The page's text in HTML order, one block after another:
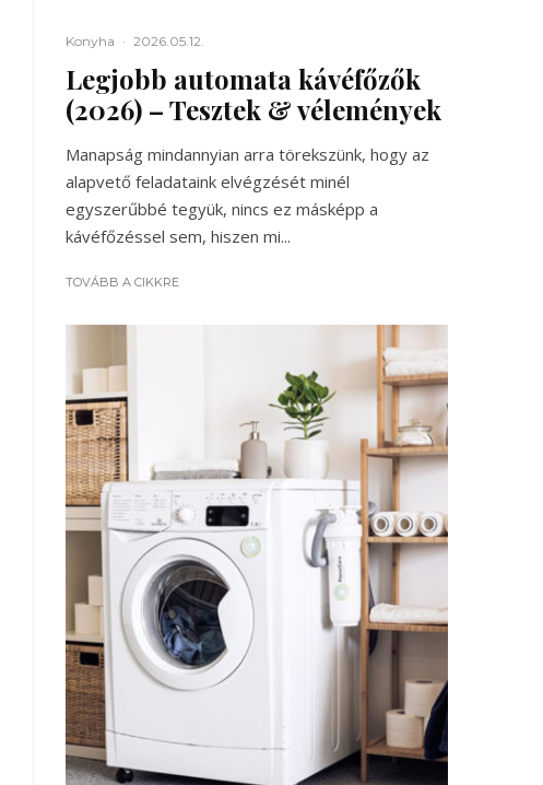
Konyha · 2026.05.12.
Legjobb automata kávéfőzők
(2026) – Tesztek & vélemények
Manapság mindannyian arra törekszünk, hogy az
alapvető feladataink elvégzését minél
egyszerűbbé tegyük, nincs ez másképp a
kávéfőzéssel sem, hiszen mi...
TOVÁBB A CIKKRE